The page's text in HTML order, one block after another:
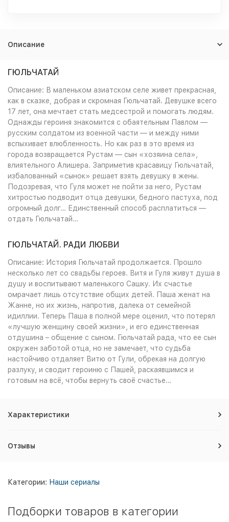
Описание
ГЮЛЬЧАТАЙ
Описание: В маленьком азиатском селе живет прекрасная,
как в сказке, добрая и скромная Гюльчатай. Девушке всего
17 лет, она мечтает стать медсестрой и помогать людям.
Однажды героиня знакомится с обаятельным Павлом —
русским солдатом из военной части — и между ними
вспыхивает влюбленность. Но как раз в это время из
города возвращается Рустам — сын «хозяина села»,
влиятельного Алишера. Заприметив красавицу Гюльчатай,
избалованный «сынок» решает взять девушку в жены.
Подозревая, что Гуля может не пойти за него, Рустам
хитростью подводит отца девушки, бедного пастуха, под
огромный долг… Единственный способ расплатиться —
отдать Гюльчатай…
ГЮЛЬЧАТАЙ. РАДИ ЛЮБВИ
Описание: История Гюльчатай продолжается. Прошло
несколько лет со свадьбы героев. Витя и Гуля живут душа в
душу и воспитывают маленького Сашку. Их счастье
омрачает лишь отсутствие общих детей. Паша женат на
Жанне, но их жизнь, напротив, далека от семейной
идиллии. Теперь Паша в полной мере оценил, что потерял
«лучшую женщину своей жизни», и его единственная
отдушина – общение с сыном. Гюльчатай рада, что ее сын
окружен заботой отца, но не замечает, что судьба
настойчиво отдаляет Витю от Гули, обрекая на долгую
разлуку, и сводит героиню с Пашей, раскаявшимся и
готовым на всё, чтобы вернуть своё счастье…
Характеристики
Отзывы
Категории: Наши сериалы
Подборки товаров в категории